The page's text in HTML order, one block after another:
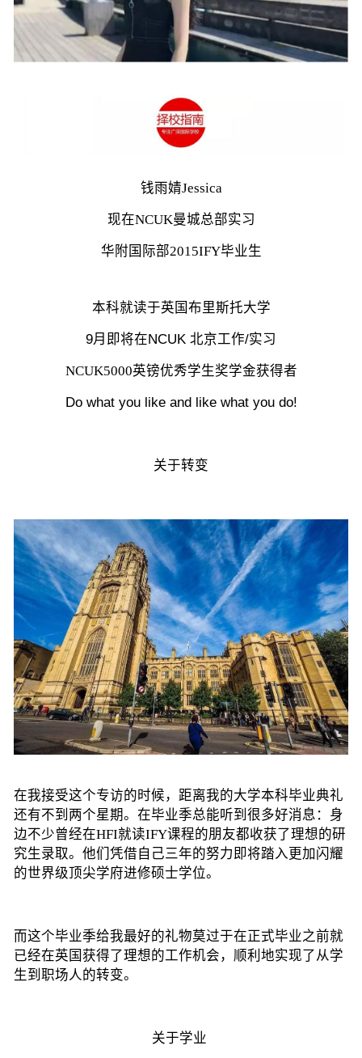
钱雨婧Jessica
现在NCUK曼城总部实习
华附国际部2015IFY毕业生
本科就读于英国布里斯托大学
9月即将在NCUK 北京工作/实习
NCUK5000英镑优秀学生奖学金获得者
Do what you like and like what you do!
关于转变
在我接受这个专访的时候，距离我的大学本科毕业典礼
还有不到两个星期。在毕业季总能听到很多好消息：身
边不少曾经在HFI就读IFY课程的朋友都收获了理想的研
究生录取。他们凭借自己三年的努力即将踏入更加闪耀
的世界级顶尖学府进修硕士学位。
而这个毕业季给我最好的礼物莫过于在正式毕业之前就
已经在英国获得了理想的工作机会 ，顺利地实现了从学
生到职场人的转变。
关于学业